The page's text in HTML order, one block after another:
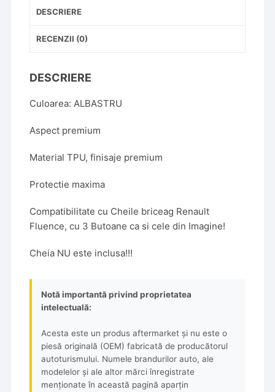
DESCRIERE
RECENZII (0)
DESCRIERE
Culoarea: ALBASTRU
Aspect premium
Material TPU, finisaje premium
Protectie maxima
Compatibilitate cu Cheile briceag Renault
Fluence, cu 3 Butoane ca si cele din Imagine!
Cheia NU este inclusa!!!
Notă importantă privind proprietatea
intelectuală:
Acesta este un produs aftermarket și nu este o
piesă originală (OEM) fabricată de producătorul
autoturismului. Numele brandurilor auto, ale
modelelor și ale altor mărci înregistrate
menționate în această pagină aparțin